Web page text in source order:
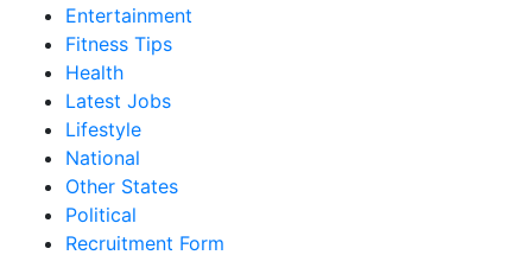
Entertainment
Fitness Tips
Health
Latest Jobs
Lifestyle
National
Other States
Political
Recruitment Form